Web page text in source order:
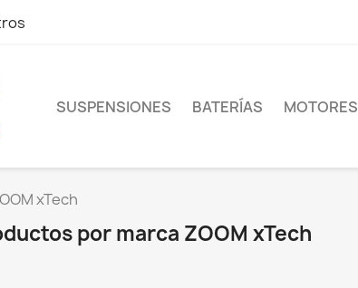
SUSPENSIONES BATERÍAS MOTORES
xTech
por marca ZOOM xTech